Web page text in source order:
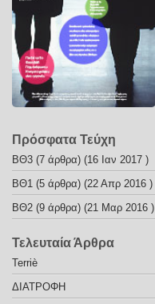
Πρόσφατα Τεύχη
ΒΘ3 (7 άρθρα) (16 Ιαν 2017 )
ΒΘ1 (5 άρθρα) (22 Απρ 2016 )
ΒΘ2 (9 άρθρα) (21 Μαρ 2016 )
Τελευταία Άρθρα
Terriè
ΔΙΑΤΡΟΦΗ